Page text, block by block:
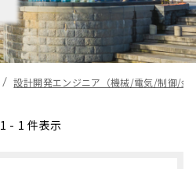
設計開発エンジニア（機械/電気/制御/
1 - 1 件表示